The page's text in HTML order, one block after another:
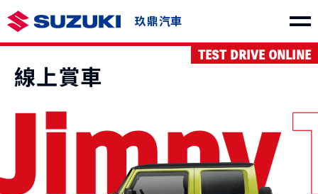
玖鼎汽車
車款介紹
SWIFT e VITARA
線上賞車
TEST DRIVE ONLINE